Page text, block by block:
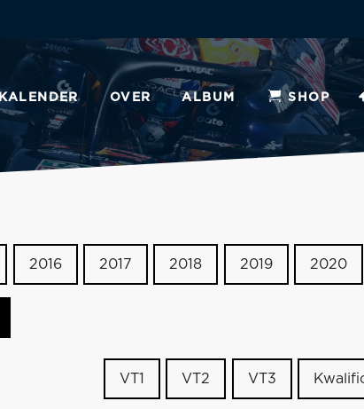
KALENDER OVER ALBUM SHOP
2016 2017 2018 2019 2020
VT1 VT2 VT3